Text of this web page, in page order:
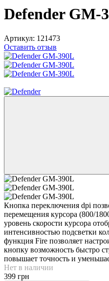
Defender GM-
Артикул: 121473
Оставить отзыв
Кнопка переключения dpi
перемещения курсора (800/
уровень скорости курсора
интенсивностью подсветки
функция Fire позволяет
кнопку возможность быстро
повышает точность и
Нет в наличии
399 грн